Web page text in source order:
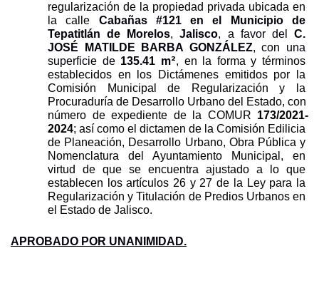
regularización de la propiedad privada ubicada en
la calle Cabañas #121 en el Municipio de
Tepatitlán de Morelos, Jalisco, a favor del C.
JOSÉ MATILDE BARBA GONZÁLEZ, con una
superficie de 135.41 m2, en la forma y términos
establecidos en los Dictámenes emitidos por la
Comisión Municipal de Regularización y la
Procuraduría de Desarrollo Urbano del Estado, con
número de expediente de la COMUR 173/2021-
2024; así como el dictamen de la Comisión Edilicia
de Planeación, Desarrollo Urbano, Obra Pública y
Nomenclatura del Ayuntamiento Municipal, en
virtud de que se encuentra ajustado a lo que
establecen los artículos 26 y 27 de la Ley para la
Regularización y Titulación de Predios Urbanos en
el Estado de Jalisco.
APROBADO POR UNANIMIDAD.